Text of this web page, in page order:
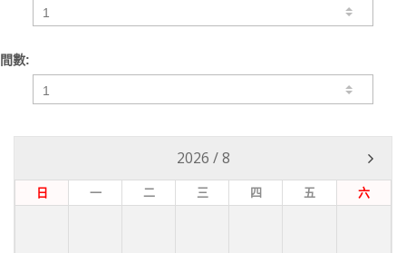
間數:
2026 /8
日 一 二 三 四 五 六